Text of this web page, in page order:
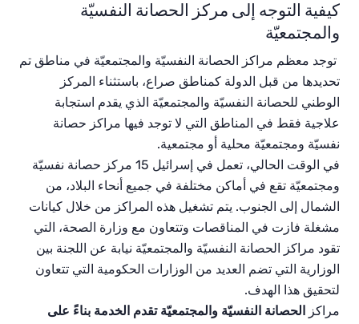
كيفية التوجه إلى مركز الحصانة النفسيّة
والمجتمعيّة
توجد معظم مراكز الحصانة النفسيّة والمجتمعيّة في مناطق تم
تحديدها من قبل الدولة كمناطق صراع، باستثناء المركز
الوطني للحصانة النفسيّة والمجتمعيّة الذي يقدم استجابة
علاجية فقط في المناطق التي لا توجد فيها مراكز حصانة
نفسيّة ومجتمعيّة محلية أو مجتمعية.
في الوقت الحالي، تعمل في إسرائيل مركز حصانة نفسيّة
ومجتمعيّة تقع في أماكن مختلفة في جميع أنحاء البلاد، من
الشمال إلى الجنوب. يتم تشغيل هذه المراكز من خلال كيانات
مشغلة فازت في المناقصات وتتعاون مع وزارة الصحة، التي
تقود مراكز الحصانة النفسيّة والمجتمعيّة نيابة عن اللجنة بين
الوزارية التي تضم العديد من الوزارات الحكومية التي تتعاون
لتحقيق هذا الهدف.
مراكز الحصانة النفسيّة والمجتمعيّة تقدم الخدمة بناءً على